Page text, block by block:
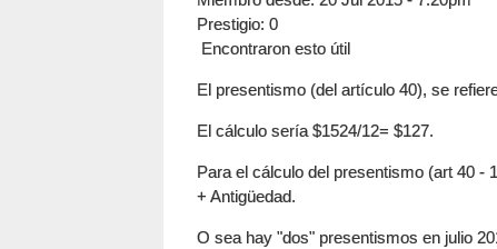
Prestigio: 0
Encontraron esto útil
El presentismo (del artículo 40), se
El cálculo sería $1524/12= $127.
Para el cálculo del presentismo (art 40 -
+ Antigüedad.
O sea hay "dos" presentismos en julio